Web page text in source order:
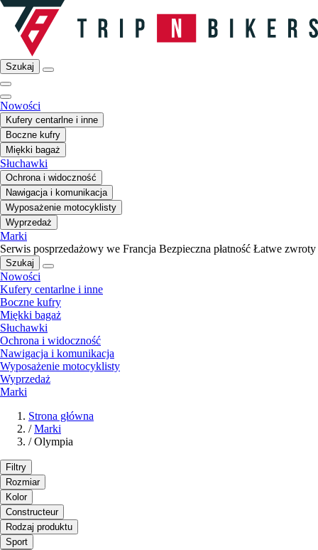
Szukaj
Nowości
Kufery centarlne i inne
Boczne kufry
Miękki bagaż
Słuchawki
Ochrona i widoczność
Nawigacja i komunikacja
Wyposażenie motocyklisty
Wyprzedaż
Marki
Serwis posprzedażowy we Francja Bezpieczna płatność Łatwe zwroty
Szukaj
Nowości
Kufery centarlne i inne
Boczne kufry
Miękki bagaż
Słuchawki
Ochrona i widoczność
Nawigacja i komunikacja
Wyposażenie motocyklisty
Wyprzedaż
Marki
Strona główna
/ Marki
/ Olympia
Filtry
Rozmiar
Kolor
Constructeur
Rodzaj produktu
Sport